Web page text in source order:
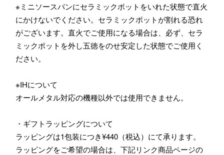
※ミニソースパンにセラミックポットをいれた状態で直火
にかけないでください。セラミックポットが割れる恐れ
がございます。直火でご使用になる場合は、必ず、セラ
ミックポットを外し五徳をのせ安定した状態でご使用く
ださい。
※IHについて
オールメタル対応の機種以外では使用できません。
・ギフトラッピングについて
ラッピングは1包装につき¥440（税込）にて承ります。
ラッピングをご希望の場合は、下記リンク商品ページの